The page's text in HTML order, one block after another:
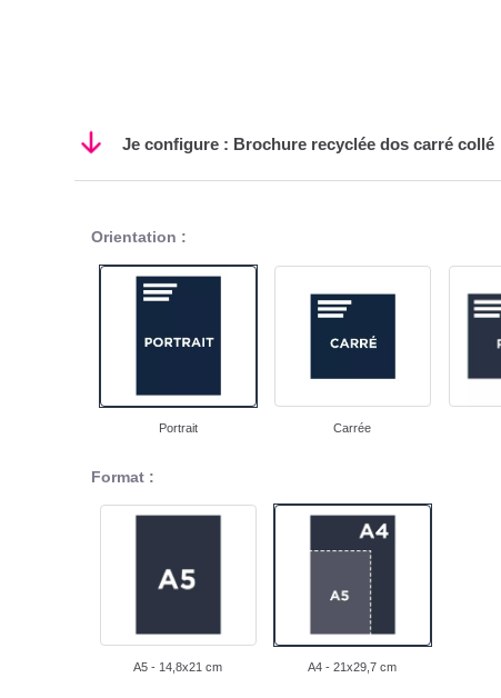
Je configure : Brochure recyclée dos carré collé
Orientation :
Portrait Carrée
Format :
A5 - 14,8x21 cm A4 - 21x29,7 cm